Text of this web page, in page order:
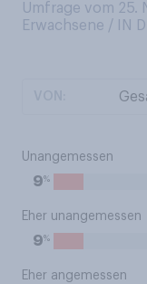
Umfrage vom 25.
Erwachsene / IN
Unangemessen
9%
Eher unangemessen
9%
Eher angemessen